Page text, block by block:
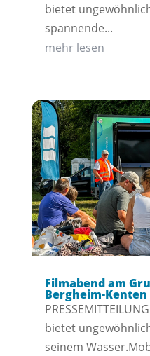
bietet
spannende...
mehr lesen
Filmabend am
Bergheim-Kenten
bietet
seinem